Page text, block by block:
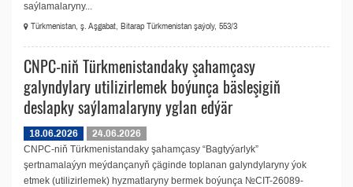
saýlamalaryny...
Türkmenistan, ş. Aşgabat, Bitarap Türkmenistan şaýoly, 553/3
CNPC-niň Türkmenistandaky şahamçasy
galyndylary utilizirlemek boýunça bäsleşigiň
deslapky saýlamalaryny yglan edýär
18.06.2026
24.06.2026
CNPC-niň Türkmenistandaky şahamçasy “Bagtyýarlyk”
şertnamalaýyn meýdançanyň çäginde toplanan galyndylaryny ýok
etmek (utilizirlemek) hyzmatlaryny bermek boýunça №CIT-26089-